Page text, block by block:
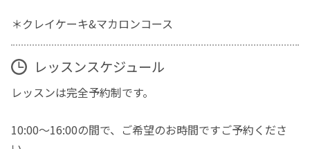
＊クレイケーキ&マカロンコース
レッスンスケジュール
レッスンは完全予約制です。
10:00〜16:00の間で、ご希望のお時間ですご予約くださ